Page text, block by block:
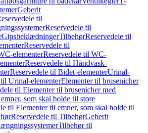
Geberit
til
Reservedele til
GipsbeklædningerTilbehørReservedele til
Reservedele til
elementerReservedele til WC-
Reservedele til Håndvask-
Reservedele til Bidet-elementerUrinal-
Urinal-elementerElementer til brusenicher
til Elementer til brusenicher med
som skal holde til store
til Elementer til emner, som skal holde til
Reservedele til TilbehørGeberit
Tilbehør til